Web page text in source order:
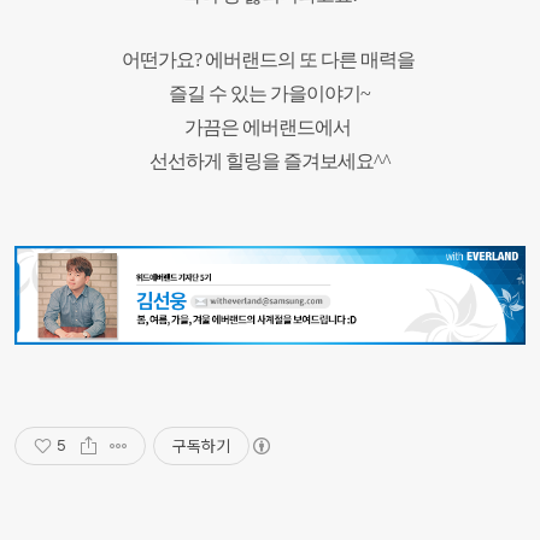
어떤가요? 에버랜드의 또 다른 매력을
즐길 수 있는 가을이야기~
가끔은 에버랜드에서
선선하게 힐링을 즐겨보세요^^
5 구독하기